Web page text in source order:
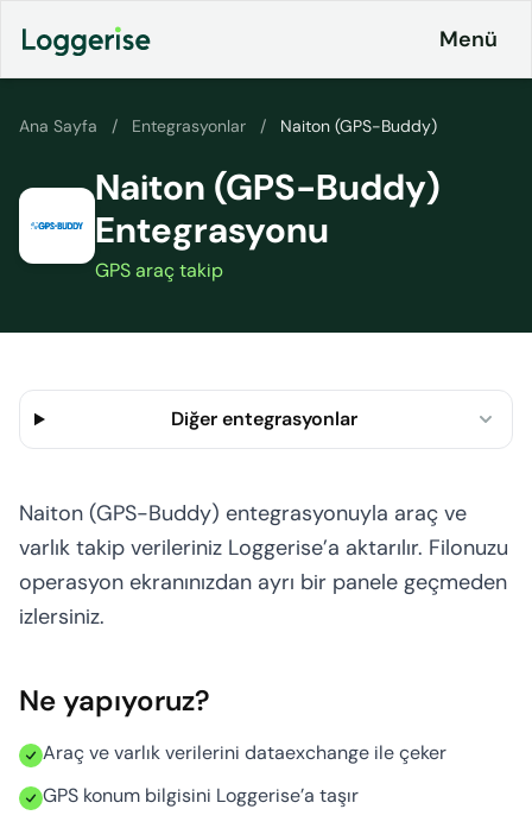
geç
Menü
Ürünlerimiz
Lojistik
Sürücü
Entegrasyonlar
Kurumsal
İletişim
CO2
Hesaplayıcı
Ana Sayfa / Entegrasyonlar / Naiton (GPS-Buddy)
Naiton (GPS-Buddy)
Entegrasyonu
GPS araç takip
Diğer entegrasyonlar
Naiton (GPS-Buddy) entegrasyonuyla araç ve
varlık takip verileriniz Loggerise’a aktarılır. Filonuzu
operasyon ekranınızdan ayrı bir panele geçmeden
izlersiniz.
Ne yapıyoruz?
Araç ve varlık verilerini dataexchange ile çeker
GPS konum bilgisini Loggerise’a taşır